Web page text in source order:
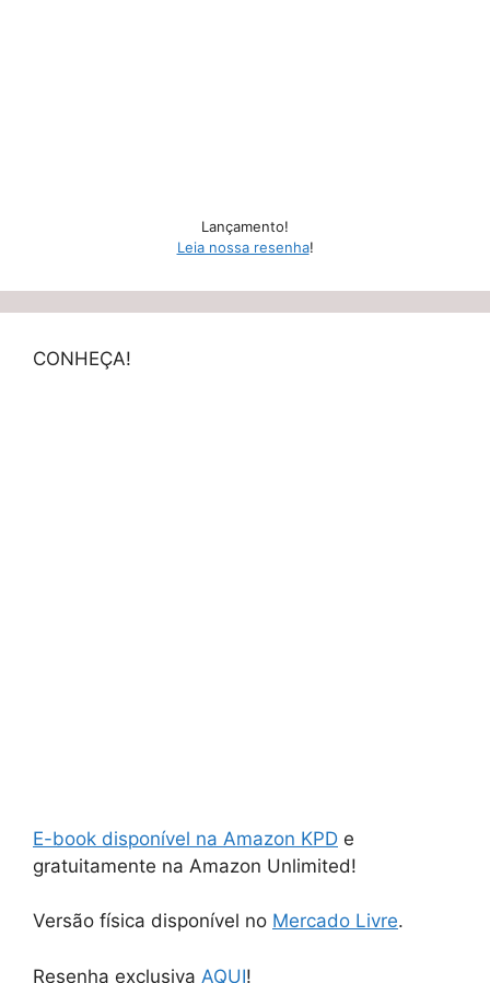
Lançamento!
Leia nossa resenha!
CONHEÇA!
E-book disponível na Amazon KPD e
gratuitamente na Amazon Unlimited!
Versão física disponível no Mercado Livre.
Resenha exclusiva AQUI!